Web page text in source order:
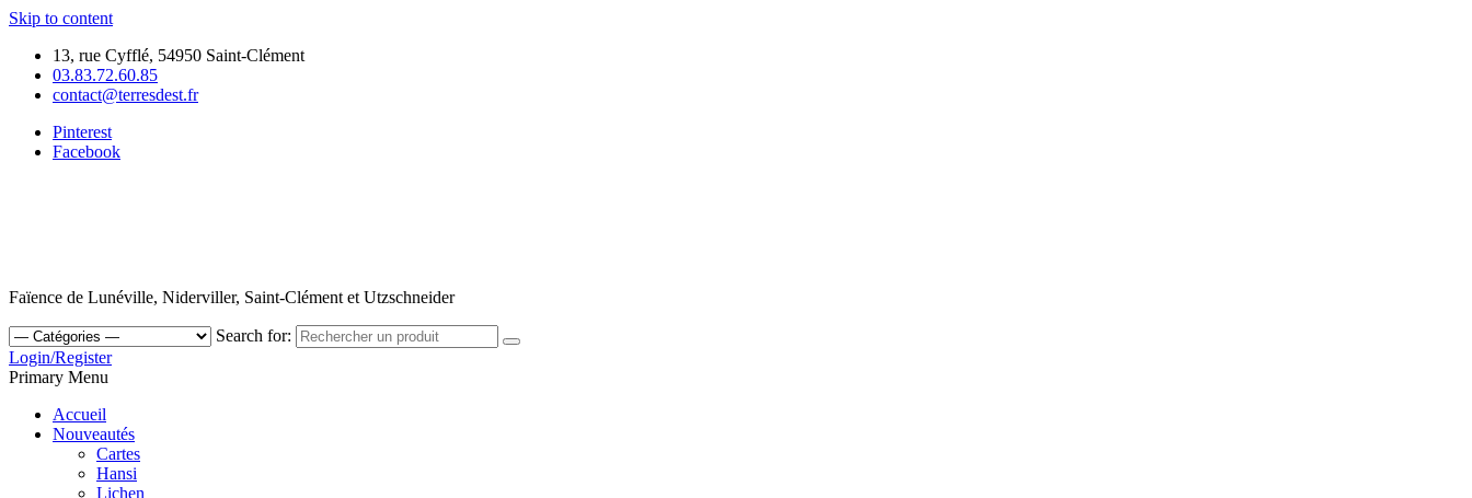
Skip to content
13, rue Cyfflé, 54950 Saint-Clément
03.83.72.60.85
contact@terresdest.fr
Pinterest
Facebook
Faïence de Lunéville, Niderviller, Saint-Clément et Utzschneider
Search for:
Login/Register
Primary Menu
Accueil
Nouveautés
Cartes
Hansi
Lichen